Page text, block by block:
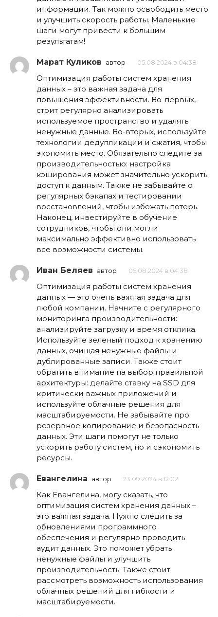
информации. Так можно освободить место
и улучшить скорость работы. Маленькие
шаги могут привести к большим
результатам!
Марат Куликов автор 05.08.2024 в 04:38
Оптимизация работы систем хранения
данных – это важная задача для
повышения эффективности. Во-первых,
стоит регулярно анализировать
используемое пространство и удалять
ненужные данные. Во-вторых, используйте
технологии дедупликации и сжатия, чтобы
экономить место. Обязательно следите за
производительностью: настройка
кэширования может значительно ускорить
доступ к данным. Также не забывайте о
регулярных бэкапах и тестировании
восстановлений, чтобы избежать потерь.
Наконец, инвестируйте в обучение
сотрудников, чтобы они могли
максимально эффективно использовать
все возможности системы.
Иван Беляев автор 05.08.2024 в 04:38
Оптимизация работы систем хранения
данных — это очень важная задача для
любой компании. Начните с регулярного
мониторинга производительности:
анализируйте загрузку и время отклика.
Используйте зеленый подход к хранению
данных, очищая ненужные файлы и
дублированные записи. Также стоит
обратить внимание на выбор правильной
архитектуры: делайте ставку на SSD для
критически важных приложений и
используйте облачные решения для
масштабируемости. Не забывайте про
резервное копирование и безопасность
данных. Эти шаги помогут не только
ускорить работу систем, но и сэкономить
ресурсы.
Евангелина автор 23.09.2024 в 12:02
Как Евангелина, могу сказать, что
оптимизация систем хранения данных –
это важная задача. Нужно следить за
обновлениями программного
обеспечения и регулярно проводить
аудит данных. Это поможет убрать
ненужные файлы и улучшить
производительность. Также стоит
рассмотреть возможность использования
облачных решений для гибкости и
масштабируемости.